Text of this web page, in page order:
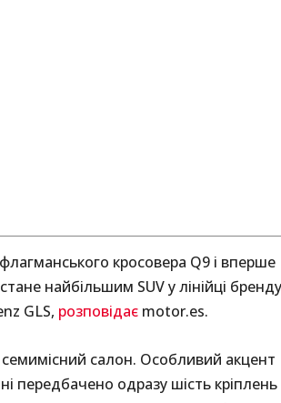
кросовера Q9 і вперше
найбільшим SUV у лінійці
GLS, розповідає motor.es.
салон. Особливий акцент
передбачено одразу шість